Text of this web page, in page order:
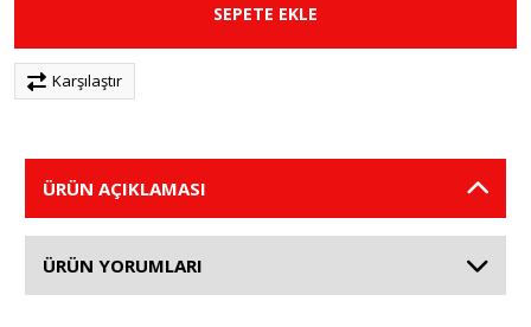
SEPETE EKLE
Karşılaştır
ÜRÜN AÇIKLAMASI
ÜRÜN YORUMLARI